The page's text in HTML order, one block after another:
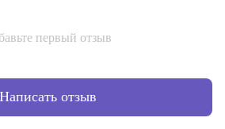
первый отзыв
Написать отзыв